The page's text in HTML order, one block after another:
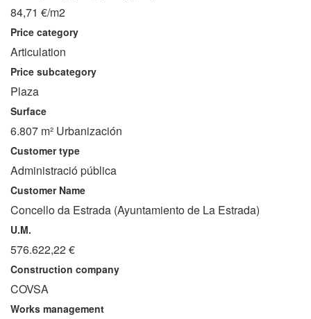
84,71 €/m2
Price category
Articulation
Price subcategory
Plaza
Surface
6.807 m² Urbanización
Customer type
Administració pública
Customer Name
Concello da Estrada (Ayuntamiento de La Estrada)
U.M.
576.622,22 €
Construction company
COVSA
Works management